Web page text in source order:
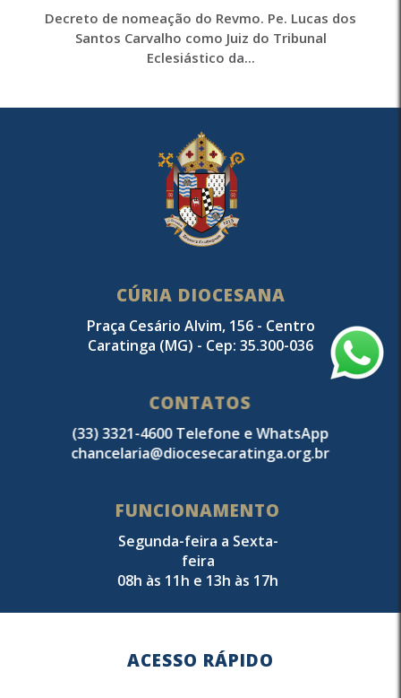
Decreto de nomeação do Revmo. Pe. Lucas dos
Santos Carvalho como Juiz do Tribunal
Eclesiástico da...
CÚRIA DIOCESANA
Praça Cesário Alvim, 156 - Centro
Caratinga (MG) - Cep: 35.300-036
CONTATOS
(33) 3321-4600 Telefone e WhatsApp
chancelaria@diocesecaratinga.org.br
FUNCIONAMENTO
Segunda-feira a Sexta-
feira
08h às 11h e 13h às 17h
ACESSO RÁPIDO